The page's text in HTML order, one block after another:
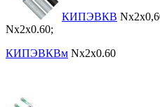
КИПЭВКВ
Nx2x0.60;
КИПЭВКВм Nx2x0.60